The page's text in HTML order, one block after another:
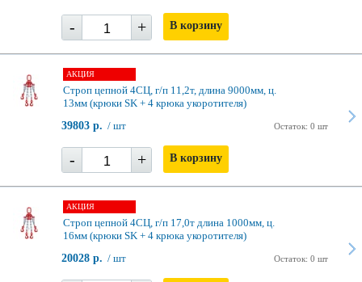
- + В корзину
АКЦИЯ
Строп цепной 4СЦ, г/п 11,2т, длина 9000мм, ц.
13мм (крюки SK + 4 крюка укоротителя)
Остаток: 0 шт
39803 р. / шт
- + В корзину
АКЦИЯ
Строп цепной 4СЦ, г/п 17,0т длина 1000мм, ц.
16мм (крюки SK + 4 крюка укоротителя)
Остаток: 0 шт
20028 р. / шт